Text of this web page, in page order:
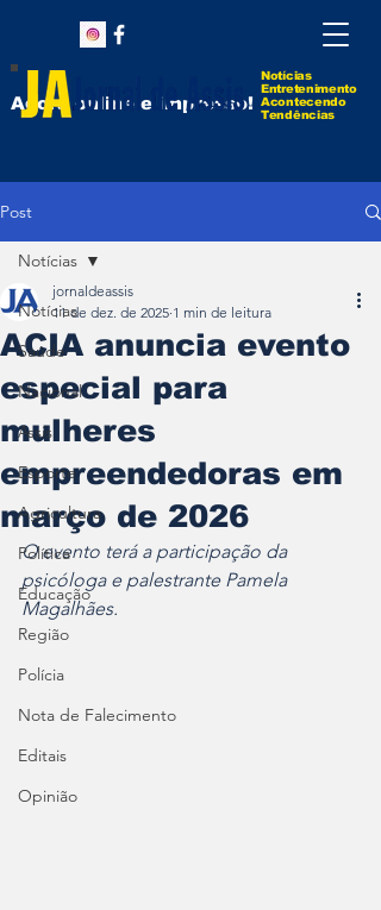
Notícias
Entretenimento
Acontecendo
Tendências
Agora online e impresso!
Post
Notícias
Saúde
Nacional
Assis
Esporte
Agricultura
Política
Educação
Região
Polícia
Nota de Falecimento
Editais
Opinião
Notícias
ACIA anuncia evento
especial para
mulheres
empreendedoras em
março de 2026
jornaldeassis
11 de dez. de 2025 1 min de leitura
O evento terá a participação da
psicóloga e palestrante Pamela
Magalhães.